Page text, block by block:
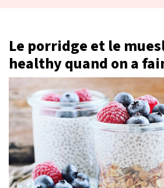
Le porridge et le
healthy quand on a